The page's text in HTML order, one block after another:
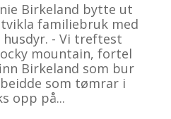
Birkeland bytte ut
familiebruk med
- Vi treftest
mountain, fortel
Birkeland som bur
som tømrar i
opp på...